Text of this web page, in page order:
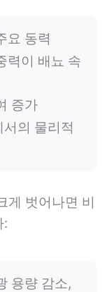
요 동력
력이 배뇨 속
증가
의 물리적
게 벗어나면 비
:
용량 감소,